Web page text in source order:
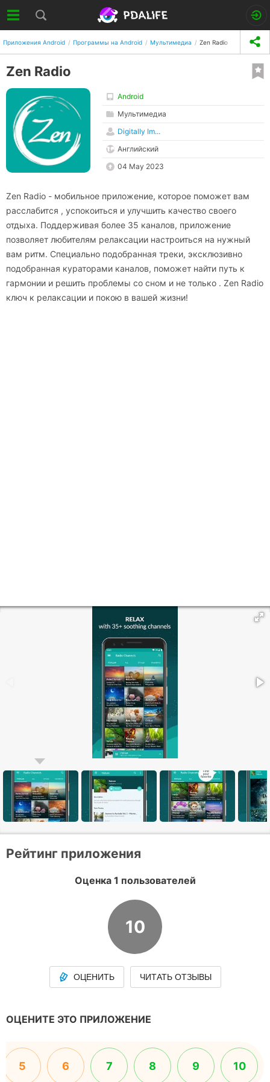
Приложения Android Программы на Android Мультимедиа Zen Radio
Zen Radio
Android
Мультимедиа
Digitally Im...
Английский
04 May 2023
Zen Radio - мобильное приложение, которое поможет вам
расслабится , успокоиться и улучшить качество своего
отдыха. Поддерживая более 35 каналов, приложение
позволяет любителям релаксации настроиться на нужный
вам ритм. Специально подобранная треки, эксклюзивно
подобранная кураторами каналов, поможет найти путь к
гармонии и решить проблемы со сном и не только . Zen Radio
ключ к релаксации и покою в вашей жизни!
Рейтинг приложения
Оценка 1 пользователей
10
ОЦЕНИТЬ ЧИТАТЬ ОТЗЫВЫ
ОЦЕНИТЕ ЭТО ПРИЛОЖЕНИЕ
5 6 7 8 9 10